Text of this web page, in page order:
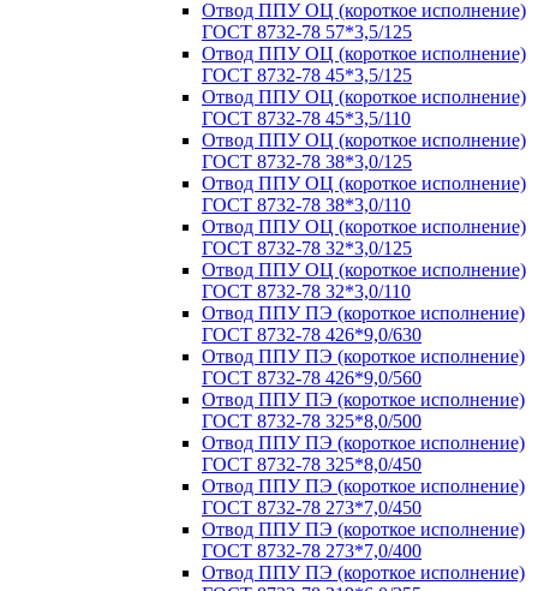
Отвод ППУ ОЦ (короткое исполнение)
ГОСТ 8732-78 57*3,5/125
Отвод ППУ ОЦ (короткое исполнение)
ГОСТ 8732-78 45*3,5/125
Отвод ППУ ОЦ (короткое исполнение)
ГОСТ 8732-78 45*3,5/110
Отвод ППУ ОЦ (короткое исполнение)
ГОСТ 8732-78 38*3,0/125
Отвод ППУ ОЦ (короткое исполнение)
ГОСТ 8732-78 38*3,0/110
Отвод ППУ ОЦ (короткое исполнение)
ГОСТ 8732-78 32*3,0/125
Отвод ППУ ОЦ (короткое исполнение)
ГОСТ 8732-78 32*3,0/110
Отвод ППУ ПЭ (короткое исполнение)
ГОСТ 8732-78 426*9,0/630
Отвод ППУ ПЭ (короткое исполнение)
ГОСТ 8732-78 426*9,0/560
Отвод ППУ ПЭ (короткое исполнение)
ГОСТ 8732-78 325*8,0/500
Отвод ППУ ПЭ (короткое исполнение)
ГОСТ 8732-78 325*8,0/450
Отвод ППУ ПЭ (короткое исполнение)
ГОСТ 8732-78 273*7,0/450
Отвод ППУ ПЭ (короткое исполнение)
ГОСТ 8732-78 273*7,0/400
Отвод ППУ ПЭ (короткое исполнение)